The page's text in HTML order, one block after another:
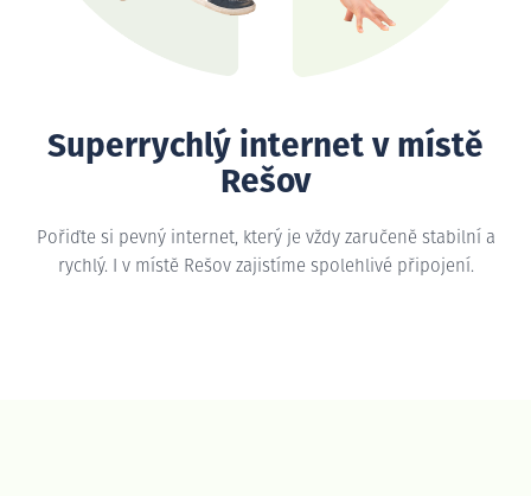
Superrychlý internet v místě
Rešov
Pořiďte si pevný internet, který je vždy zaručeně stabilní a
rychlý. I v místě Rešov zajistíme spolehlivé připojení.